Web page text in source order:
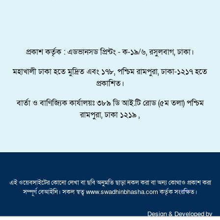
প্রকাশ কর্তৃক : এডভানসড প্রিন্টং - ক-১৯/৬, রসুলবাগ, ঢাকা।
মহাখালী ঢাকা হতে মুদ্রিত এবং ১৭৮, পশ্চিম রামপুরা, ঢাকা-১২১৭ হতে
প্রকাশিত।
বার্তা ও বাণিজ্যিক কার্যালয়ঃ ৩৮৯ ডি আই.টি রোড (৫ম তলা) পশ্চিম
রামপুরা, ঢাকা ১২১৯ ,
এই ওয়েবসাইটের কোনো লেখা বা ছবি অনুমতি ছাড়া নকল করা বা অন্য কোথাও প্রকাশ করা
সম্পূর্ণ বেআইনি। সকল স্বত্ব www.swadhinbhasha.com কর্তৃক সংরক্ষিত।
Design & Developed by